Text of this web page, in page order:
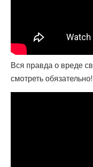
Вся правда о вреде
смотреть обязательно!